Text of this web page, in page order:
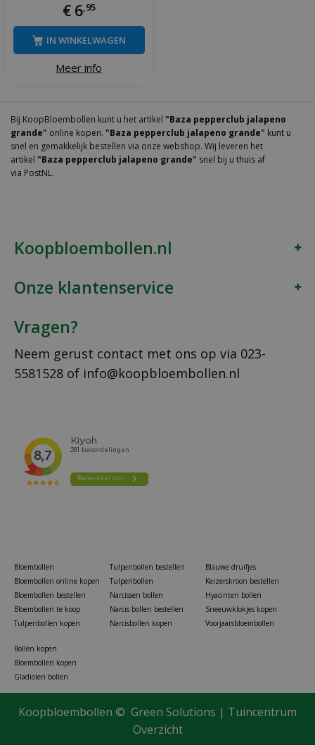
Baza pepperclub jalapeno grande
€ 6,95
Meer info
IN WINKELWAGEN
Bij KoopBloembollen kunt u het artikel "Baza pepperclub jalapeno
grande" online kopen. "Baza pepperclub jalapeno grande" kunt u
snel en gemakkelijk bestellen via onze webshop. Wij leveren het
artikel "Baza pepperclub jalapeno grande" snel bij u thuis af
via PostNL.
Koopbloembollen.nl
Onze klantenservice
Vragen?
Neem gerust contact met ons op via 023-
5581528 of info@koopbloembollen.nl
Bloembollen
Bloembollen online kopen
Bloembollen bestellen
Bloembollen te koop
Tulpenbollen kopen
Tulpenbollen bestellen
Tulpenbollen
Narcissen bollen
Narcis bollen bestellen
Narcisbollen kopen
Blauwe druifjes
Keizerskroon bestellen
Hyacinten bollen
Sneeuwklokjes kopen
Voorjaarsbloembollen
Bollen kopen
Bloembollen kopen
Gladiolen bollen
Koopbloembollen © Green Solutions | Tuincentrum
Overzicht